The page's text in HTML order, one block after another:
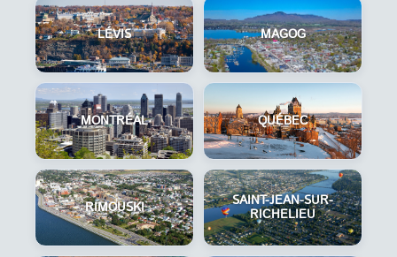
LÉVIS MAGOG
MONTRÉAL QUÉBEC
RIMOUSKI
SAINT-JEAN-SUR-
RICHELIEU